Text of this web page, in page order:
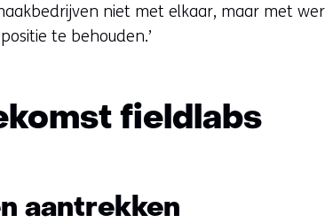
niet met elkaar, maar met
te behouden.’
fieldlabs
aantrekken